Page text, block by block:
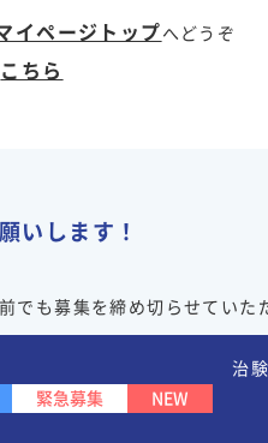
イページトップへどうぞ
こちら
いします！
でも募集を締め切らせていた
治
緊急募集 NEW